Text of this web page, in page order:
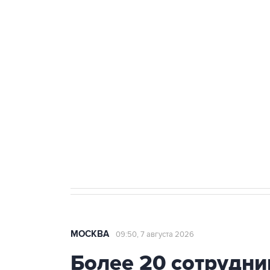
МОСКВА 09:50, 7 августа 2026
Более 20